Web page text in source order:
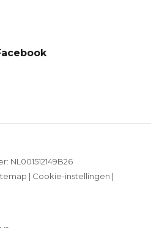
NL001512149B26
| Cookie-instellingen |